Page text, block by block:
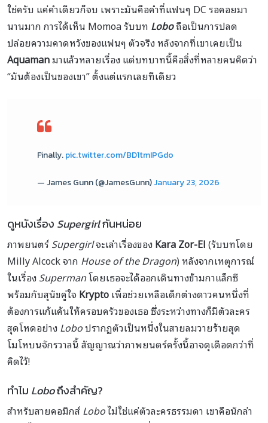
ใช่ครับ แค่คำเดียวก็จบ เพราะมันคือคำที่แฟนๆ DC รอคอยมา
นานมาก การได้เห็น Momoa รับบท Loboถือเป็นการปลด
ปล่อยความคาดหวังของแฟนๆ ตัวจริง หลังจากที่เขาเคยเป็น
Aquamanมาแล้วหลายเรื่อง แต่บทบาทนี้คือสิ่งที่หลายคนคิดว่า
“มันต้องเป็นของเขา” ตั้งแต่แรกเลยทีเดียว
Finally.pic.twitter.com/BD1tmIPGdo
— James Gunn (@JamesGunn)January 23, 2026
ดูหนังเรื่อง Supergirlกันหน่อย
ภาพยนตร์Supergirlจะเล่าเรื่องของKara Zor-El(รับบทโดย
Milly Alcock จาก House of the Dragon) หลังจากเหตุการณ์
ในเรื่องSupermanโดยเธอจะได้ออกเดินทางข้ามกาแล็กซี
พร้อมกับสุนัขคู่ใจ Kryptoเพื่อช่วยเหลือเด็กต่างดาวคนหนึ่งที่
ต้องการแก้แค้นให้ครอบครัวของเธอ ซึ่งระหว่างทางก็มีตัวละคร
สุดโหดอย่างLoboปรากฏตัวเป็นหนึ่งในสายลมวายร้ายสุด
โมโหบนจักรวาลนี้ สัญญาณว่าภาพยนตร์ครั้งนี้อาจดุเดือดกว่าที่
คิดไว้!
ทำไม Loboถึงสำคัญ?
สำหรับสายคอมิกส์Loboไม่ใช่แค่ตัวละครธรรมดา เขาคือนักล่า